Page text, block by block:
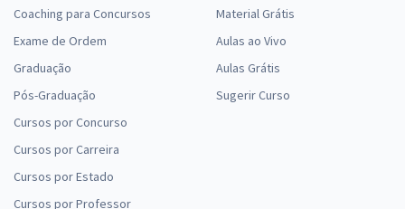
Coaching para Concursos
Exame de Ordem
Graduação
Pós-Graduação
Cursos por Concurso
Cursos por Carreira
Cursos por Estado
Cursos por Professor
Material Grátis
Aulas ao Vivo
Aulas Grátis
Sugerir Curso